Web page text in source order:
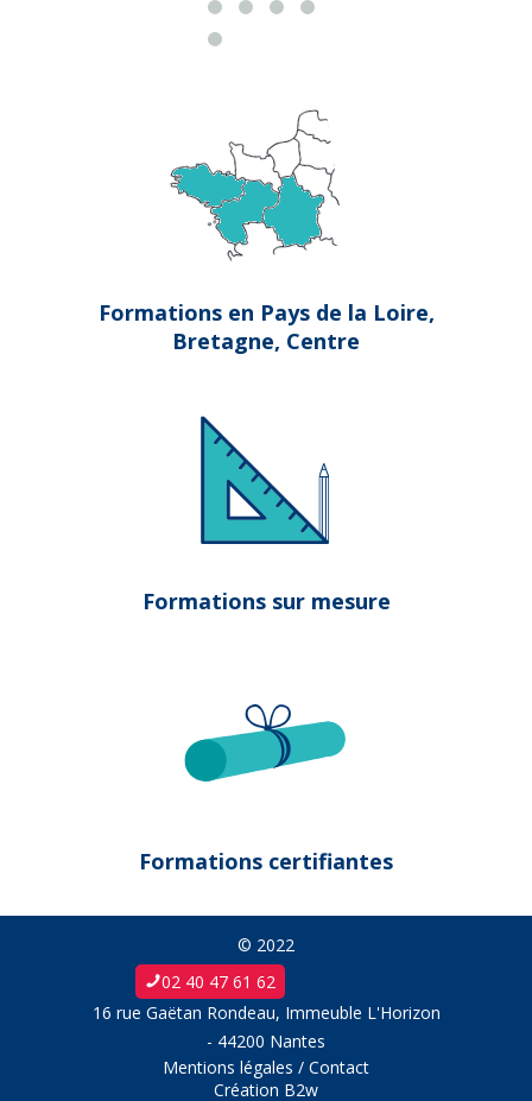
Formations en Pays de la Loire,
Bretagne, Centre
Formations sur mesure
Formations certifiantes
© 2022
02 40 47 61 62
16 rue Gaëtan Rondeau, Immeuble L'Horizon
- 44200 Nantes
Mentions légales / Contact
Création B2w